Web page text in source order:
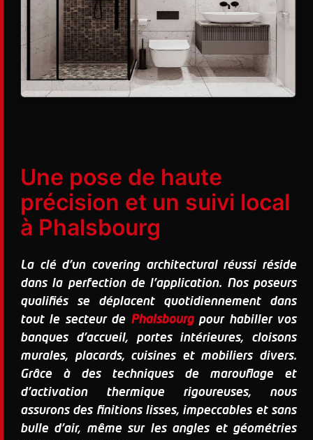
Une pose de haute
précision et un suivi local
à Phalsbourg
La clé d'un covering architectural réussi réside
dans la perfection de l'application. Nos poseurs
qualifiés se déplacent quotidiennement dans
tout le secteur de Phalsbourgpour habiller vos
banques d'accueil, portes intérieures, cloisons
murales, placards, cuisines et mobiliers divers.
Grâce à des techniques de marouflage et
d'activation thermique rigoureuses, nous
assurons des finitions lisses, impeccables et sans
bulle d'air, même sur les angles et géométries